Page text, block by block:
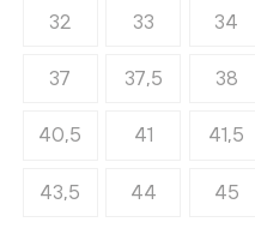
32 33 34
37 37,5 38
40,5 41 41,5
43,5 44 45